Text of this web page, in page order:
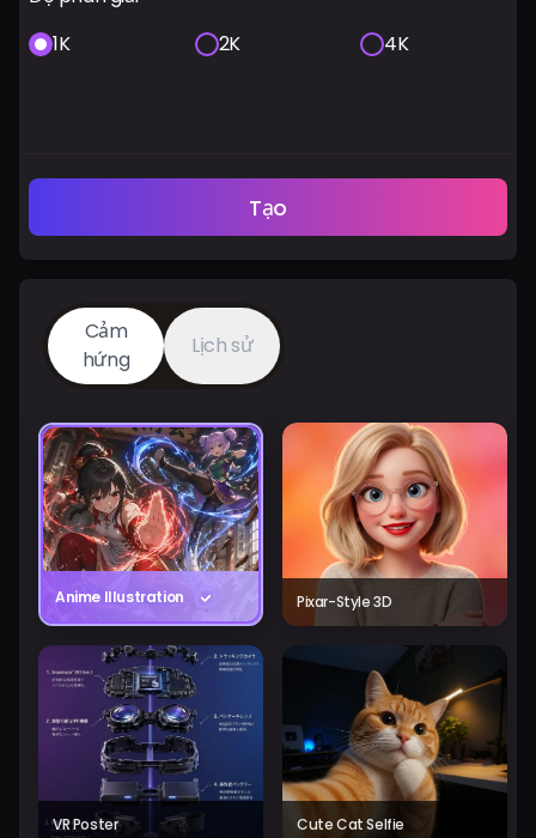
1K
2K 4K
Tạo
Cảm
hứng
Lịch sử
Anime Illustration Pixar-Style 3D
VR Poster Cute Cat Selfie